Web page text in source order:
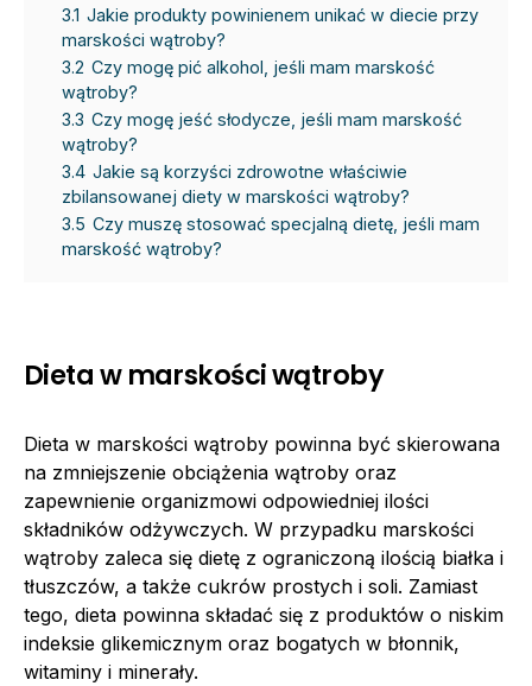
3.1 Jakie produkty powinienem unikać w diecie przy
marskości wątroby?
3.2 Czy mogę pić alkohol, jeśli mam marskość
wątroby?
3.3 Czy mogę jeść słodycze, jeśli mam marskość
wątroby?
3.4 Jakie są korzyści zdrowotne właściwie
zbilansowanej diety w marskości wątroby?
3.5 Czy muszę stosować specjalną dietę, jeśli mam
marskość wątroby?
Dieta w marskości wątroby
Dieta w marskości wątroby powinna być skierowana
na zmniejszenie obciążenia wątroby oraz
zapewnienie organizmowi odpowiedniej ilości
składników odżywczych. W przypadku marskości
wątroby zaleca się dietę z ograniczoną ilością białka i
tłuszczów, a także cukrów prostych i soli. Zamiast
tego, dieta powinna składać się z produktów o niskim
indeksie glikemicznym oraz bogatych w błonnik,
witaminy i minerały.